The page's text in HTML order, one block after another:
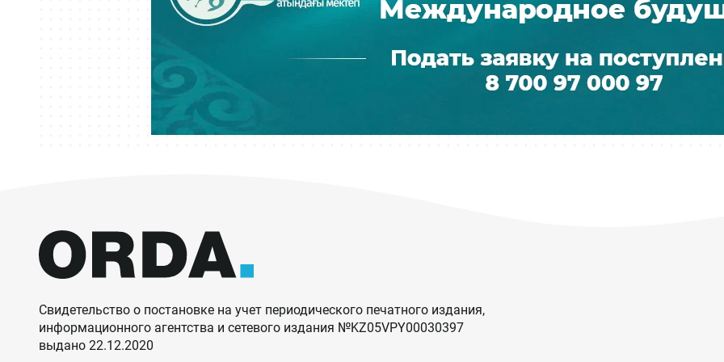
Свидетельство о постановке на учет периодического печатного издания,
информационного агентства и сетевого издания №KZ05VPY00030397
выдано 22.12.2020